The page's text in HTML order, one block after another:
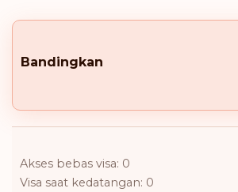
Bandingkan
Akses bebas visa: 0
Visa saat kedatangan: 0